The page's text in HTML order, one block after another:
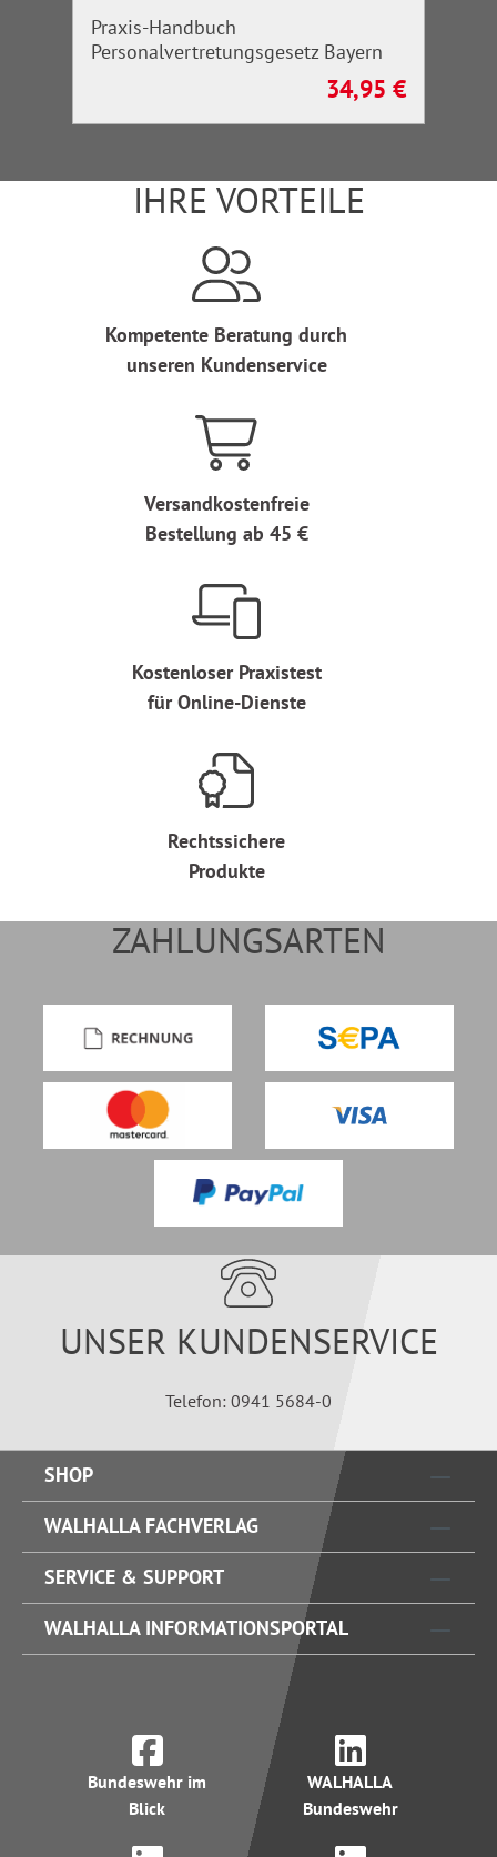
Praxis-Handbuch
Personalvertretungsgesetz Bayern
Regulärer Preis:
34,95 €
IHRE VORTEILE
Kompetente Beratung durch
unseren Kundenservice
Versandkostenfreie
Bestellung ab 45 €
Kostenloser Praxistest
für Online-Dienste
Rechtssichere
Produkte
ZAHLUNGSARTEN
UNSER KUNDENSERVICE
Telefon: 0941 5684-0
SHOP
WALHALLA FACHVERLAG
SERVICE & SUPPORT
WALHALLA INFORMATIONSPORTAL
Bundeswehr im
Blick
WALHALLA
Bundeswehr